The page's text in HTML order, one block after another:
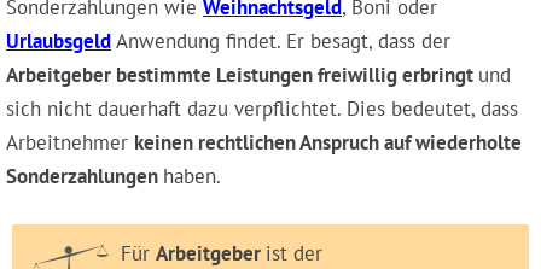
Sonderzahlungen wie Weihnachtsgeld, Boni oder
UrlaubsgeldAnwendung findet. Er besagt, dass der
Arbeitgeber bestimmte Leistungen freiwillig erbringt und
sich nicht dauerhaft dazu verpflichtet. Dies bedeutet, dass
Arbeitnehmer keinen rechtlichen Anspruch auf wiederholte
Sonderzahlungen haben.
Für Arbeitgeber ist der